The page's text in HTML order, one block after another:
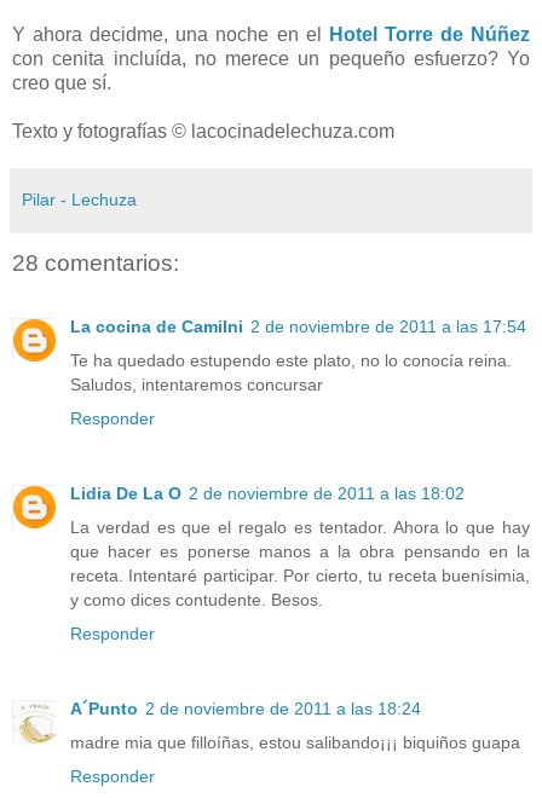
Y ahora decidme, una noche en el
Hotel Torre de Núñez
con cenita incluída, no merece un pequeño esfuerzo? Yo
creo que sí.
Texto y fotografías © lacocinadelechuza.com
Pilar - Lechuza
28 comentarios:
La cocina de Camilni 2 de noviembre de 2011 a las 17:54
Te ha quedado estupendo este plato, no lo conocía reina.
Saludos, intentaremos concursar
Responder
Lidia De La O 2 de noviembre de 2011 a las 18:02
La verdad es que el regalo es tentador. Ahora lo que hay
que hacer es ponerse manos a la obra pensando en la
receta. Intentaré participar. Por cierto, tu receta buenísimia,
y como dices contudente. Besos.
Responder
A´Punto 2 de noviembre de 2011 a las 18:24
madre mia que filloíñas, estou salibando¡¡¡ biquiños guapa
Responder